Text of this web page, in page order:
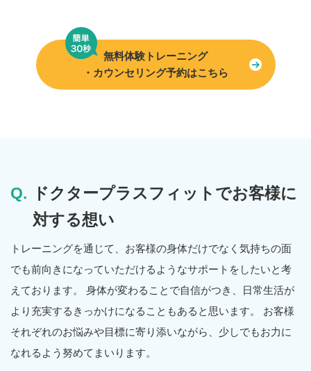
無料体験トレーニング
・カウンセリング予約はこちら
ドクタープラスフィットでお客様に
対する想い
トレーニングを通じて、お客様の身体だけでなく気持ちの面
でも前向きになっていただけるようなサポートをしたいと考
えております。 身体が変わることで自信がつき、日常生活が
より充実するきっかけになることもあると思います。 お客様
それぞれのお悩みや目標に寄り添いながら、少しでもお力に
なれるよう努めてまいります。